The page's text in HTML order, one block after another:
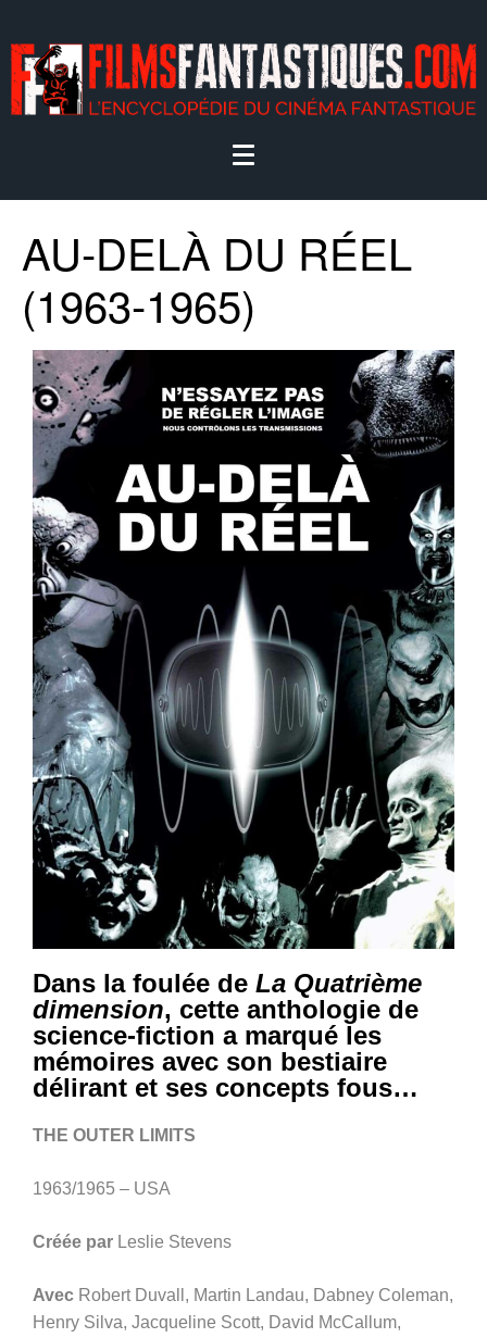
AU-DELÀ DU RÉEL
(1963-1965)
Dans la foulée de La Quatrième
dimension, cette anthologie de
science-fiction a marqué les
mémoires avec son bestiaire
délirant et ses concepts fous…
THE OUTER LIMITS
1963/1965 – USA
Créée par Leslie Stevens
Avec Robert Duvall, Martin Landau, Dabney Coleman,
Henry Silva, Jacqueline Scott, David McCallum,